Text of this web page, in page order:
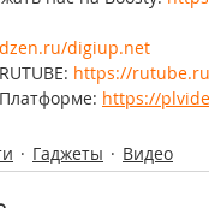
digiup.net
https://
https://
Гаджеты Видео